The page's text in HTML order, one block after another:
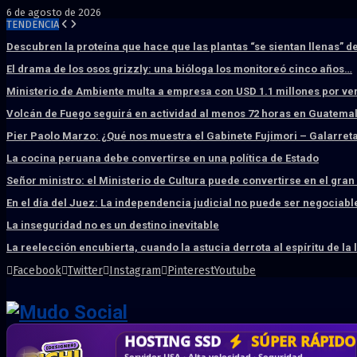
6 de agosto de 2026
TENDENCIA
Descubren la proteína que hace que las plantas “se sientan llenas”
El drama de los osos grizzly: una bióloga los monitoreó cinco años…
Ministerio de Ambiente multa a empresa con USD 1.1 millones por
Volcán de Fuego seguirá en actividad al menos 72 horas en
Pier Paolo Marzo: ¿Qué nos muestra el Gabinete Fujimori –
La cocina peruana debe convertirse en una política de Estado
Señor ministro: el Ministerio de Cultura puede convertirse en el
En el día del Juez: La independencia judicial no puede ser
La inseguridad no es un destino inevitable
La reelección encubierta, cuando la astucia derrota al espíritu de la
Facebook Twitter Instagram PinterestYoutube
HOSTING SSD SÚPER RÁPIDO
DISEÑO WEB PROFESIONAL
CRM & DASHBOARD A MEDIDA
CORREO CORPORATIVO